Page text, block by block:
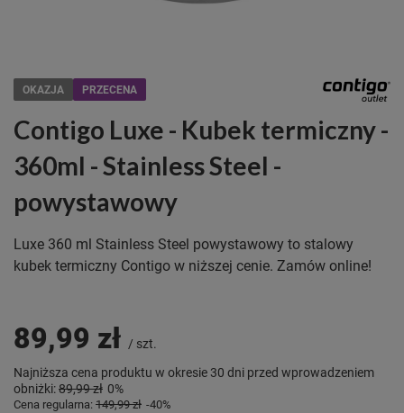
OKAZJA PRZECENA
Contigo Luxe - Kubek termiczny -
360ml - Stainless Steel -
powystawowy
Luxe 360 ml Stainless Steel powystawowy to stalowy
kubek termiczny Contigo w niższej cenie. Zamów online!
89,99 zł / szt.
Najniższa cena produktu w okresie 30 dni przed wprowadzeniem
obniżki:89,99 zł 0%
Cena regularna: 149,99 zł -40%